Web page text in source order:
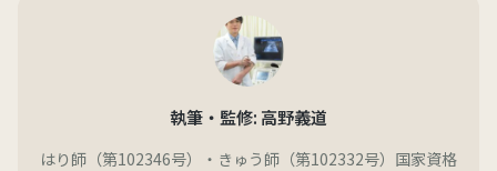
執筆・監修: 高野義道
はり師（第102346号）・きゅう師（第102332号）国家資格